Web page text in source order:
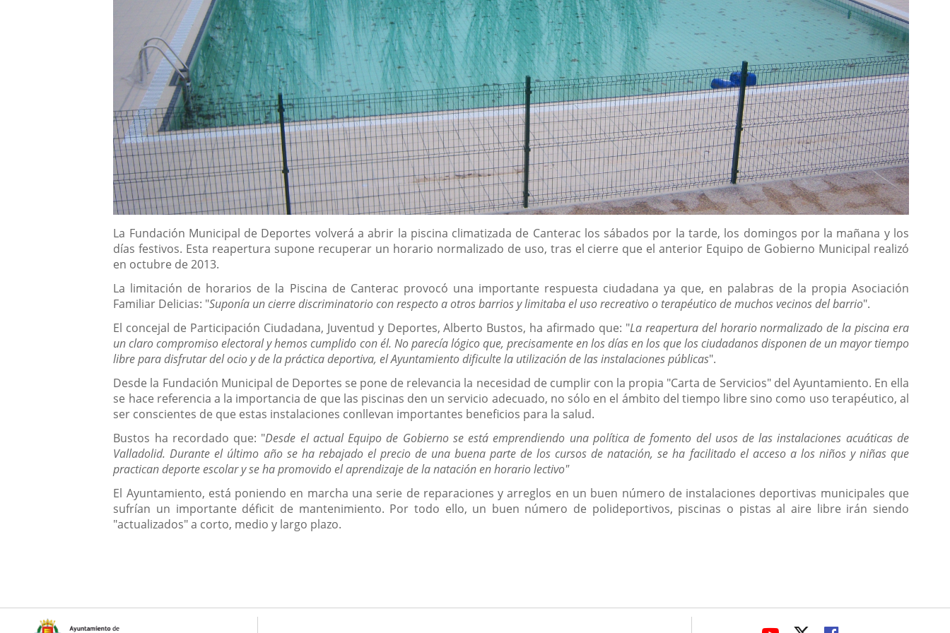
Descripción
La Fundación Municipal de Deportes volverá a abrir la piscina climatizada de Canterac los sábados por la tarde, los domingos por la mañana y los
días festivos. Esta reapertura supone recuperar un horario normalizado de uso, tras el cierre que el anterior Equipo de Gobierno Municipal realizó
en octubre de 2013.
La limitación de horarios de la Piscina de Canterac provocó una importante respuesta ciudadana ya que, en palabras de la propia Asociación
Familiar Delicias: "Suponía un cierre discriminatorio con respecto a otros barrios y limitaba el uso recreativo o terapéutico de muchos vecinos del barrio".
El concejal de Participación Ciudadana, Juventud y Deportes, Alberto Bustos, ha afirmado que: "La reapertura del horario normalizado de la piscina era
un claro compromiso electoral y hemos cumplido con él. No parecía lógico que, precisamente en los días en los que los ciudadanos disponen de un mayor tiempo
libre para disfrutar del ocio y de la práctica deportiva, el Ayuntamiento dificulte la utilización de las instalaciones públicas".
Desde la Fundación Municipal de Deportes se pone de relevancia la necesidad de cumplir con la propia "Carta de Servicios" del Ayuntamiento. En ella
se hace referencia a la importancia de que las piscinas den un servicio adecuado, no sólo en el ámbito del tiempo libre sino como uso terapéutico, al
ser conscientes de que estas instalaciones conllevan importantes beneficios para la salud.
Bustos ha recordado que: "Desde el actual Equipo de Gobierno se está emprendiendo una política de fomento del usos de las instalaciones acuáticas de
Valladolid. Durante el último año se ha rebajado el precio de una buena parte de los cursos de natación, se ha facilitado el acceso a los niños y niñas que
practican deporte escolar y se ha promovido el aprendizaje de la natación en horario lectivo"
El Ayuntamiento, está poniendo en marcha una serie de reparaciones y arreglos en un buen número de instalaciones deportivas municipales que
sufrían un importante déficit de mantenimiento. Por todo ello, un buen número de polideportivos, piscinas o pistas al aire libre irán siendo
"actualizados" a corto, medio y largo plazo.